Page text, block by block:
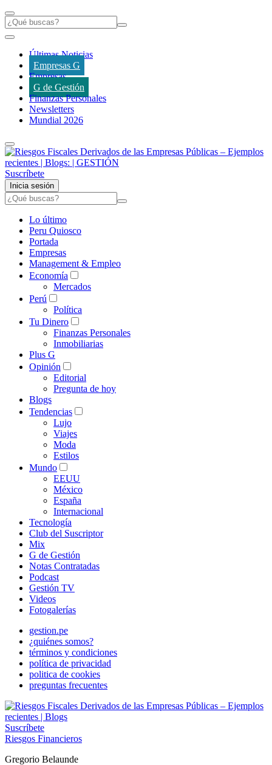
Últimas Noticias
Empresas G
Empresas
G de Gestión
Finanzas Personales
Newsletters
Mundial 2026
Suscríbete
Inicia sesión
Lo último
Peru Quiosco
Portada
Empresas
Management & Empleo
Economía
Mercados
Perú
Política
Tu Dinero
Finanzas Personales
Inmobiliarias
Plus G
Opinión
Editorial
Pregunta de hoy
Blogs
Tendencias
Lujo
Viajes
Moda
Estilos
Mundo
EEUU
México
España
Internacional
Tecnología
Club del Suscriptor
Mix
G de Gestión
Notas Contratadas
Podcast
Gestión TV
Videos
Fotogalerías
gestion.pe
¿quiénes somos?
términos y condiciones
política de privacidad
politica de cookies
preguntas frecuentes
Suscríbete
Riesgos Financieros
Gregorio Belaunde